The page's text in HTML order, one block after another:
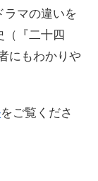
ラマの違いを
（『二十四
にもわかりや
をご覧くださ